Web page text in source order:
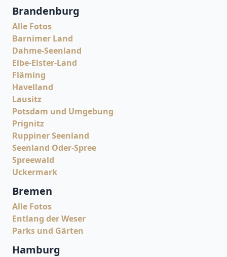
Brandenburg
Alle Fotos
Barnimer Land
Dahme-Seenland
Elbe-Elster-Land
Fläming
Havelland
Lausitz
Potsdam und Umgebung
Prignitz
Ruppiner Seenland
Seenland Oder-Spree
Spreewald
Uckermark
Bremen
Alle Fotos
Entlang der Weser
Parks und Gärten
Hamburg